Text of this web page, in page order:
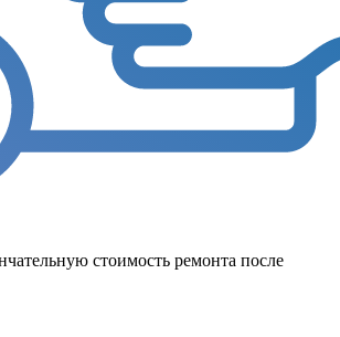
стоимость ремонта после